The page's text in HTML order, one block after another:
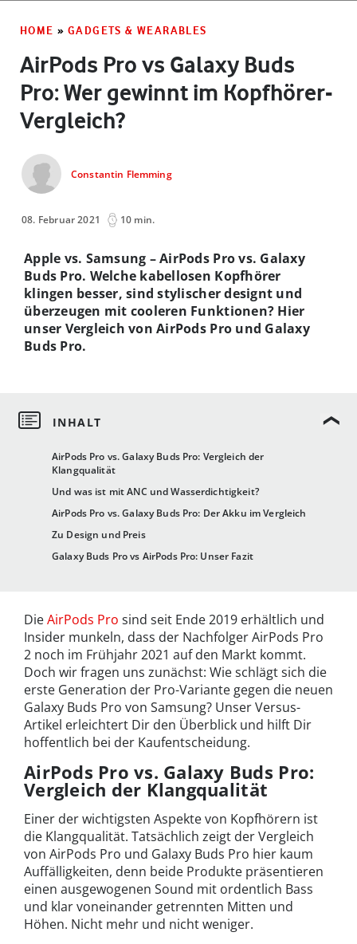
HOME » GADGETS & WEARABLES
AirPods Pro vs Galaxy Buds
Pro: Wer gewinnt im Kopfhörer-
Vergleich?
Constantin Flemming
08. Februar 2021 10 min.
AirPods Pro vs. Galaxy Buds Pro: Vergleich der
Klangqualität
Und was ist mit ANC und Wasserdichtigkeit?
AirPods Pro vs. Galaxy Buds Pro: Der Akku im Vergleich
Zu Design und Preis
Galaxy Buds Pro vs AirPods Pro: Unser Fazit
Apple vs. Samsung – AirPods Pro vs. Galaxy
Buds Pro. Welche kabellosen Kopfhörer
klingen besser, sind stylischer designt und
überzeugen mit cooleren Funktionen? Hier
unser Vergleich von AirPods Pro und Galaxy
Buds Pro.
DieAirPods Pro sind seit Ende 2019 erhältlich und
Insider munkeln, dass der Nachfolger AirPods Pro
2 noch im Frühjahr 2021 auf den Markt kommt.
Doch wir fragen uns zunächst: Wie schlägt sich die
erste Generation der Pro-Variante gegen die neuen
Galaxy Buds Pro von Samsung? Unser Versus-
Artikel erleichtert Dir den Überblick und hilft Dir
hoffentlich bei der Kaufentscheidung.
AirPods Pro vs. Galaxy Buds Pro:
Vergleich der Klangqualität
Einer der wichtigsten Aspekte von Kopfhörern ist
die Klangqualität. Tatsächlich zeigt der Vergleich
von AirPods Pro und Galaxy Buds Pro hier kaum
Auffälligkeiten, denn beide Produkte präsentieren
einen ausgewogenen Sound mit ordentlich Bass
und klar voneinander getrennten Mitten und
Höhen. Nicht mehr und nicht weniger.